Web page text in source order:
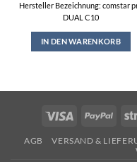
Hersteller Bezeichnung: comstar
DUAL C10
IN DEN WARENKORB
Visa
AGB VERSAND &